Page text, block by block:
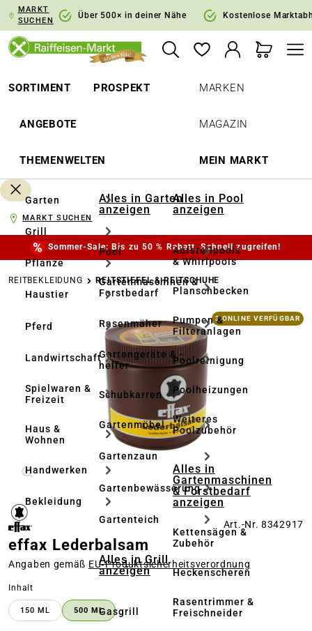
Zur Hauptnavigation springen
MARKT
SUCHEN
Über 500× in deiner Nähe Kostenlose
SORTIMENT PROSPEKT
ANGEBOTE
THEMENWELTEN
MARKEN
MAGAZIN
MEIN MARKT
Garten
Grill
Pflanze
Haustier
Pferd
Landwirtschaft
Spielwaren &
Freizeit
Haus &
Wohnen
Handwerken
Bekleidung
Alles in Garten
anzeigen
Pool
Gartenmaschinen &
Forstbedarf
Rasenmäher
Gartengeräte & -
helfer
Schubkarren
Gartenmöbel
Gartenzaun
Gartenbewässerung
Gartenteich
Alles in Grill
anzeigen
Gasgrill
Alles in Pool
anzeigen
Aufstellpools
& Whirlpools
Planschbecken
Pumpen &
Filteranlagen
Poolreinigung
Poolheizungen
Weiteres
Poolzubehör
Alles in
Gartenmaschinen
& Forstbedarf
anzeigen
Kettensägen &
Zubehör
Heckenscheren
Rasentrimmer &
Freischneider
MARKT SUCHEN
Sommer-Sale: Bis zu 50 % Rabatt. Schnell zugreifen!
REITBEKLEIDUNG REITSTIEFEL & REITSCHUHE
Bildergalerie überspringen 3 ONLINE VERFÜGBAR
Art.-Nr. 8342917
effax Lederbalsam
Angaben gemäß EU‑Produktsicherheitsverordnung
Inhalt
150 ML 500 ML